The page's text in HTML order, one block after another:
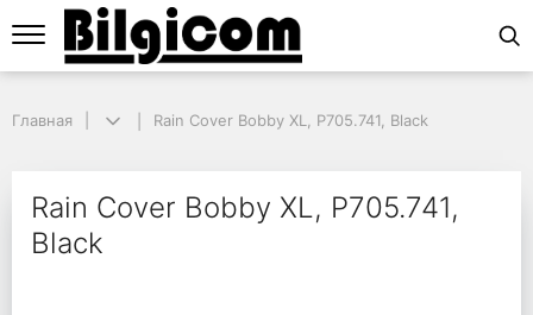
Rain Cover Bobby XL, P705.741, Black
Главная Rain Cover Bobby XL, P705.741, Black
Rain Cover Bobby XL, P705.741,
Black